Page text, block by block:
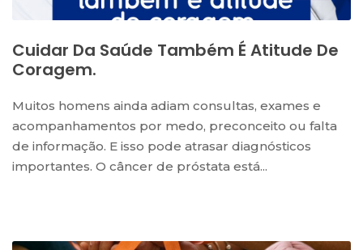
Cuidar Da Saúde Também É Atitude De
Coragem.
Muitos homens ainda adiam consultas, exames e
acompanhamentos por medo, preconceito ou falta
de informação. E isso pode atrasar diagnósticos
importantes. O câncer de próstata está...